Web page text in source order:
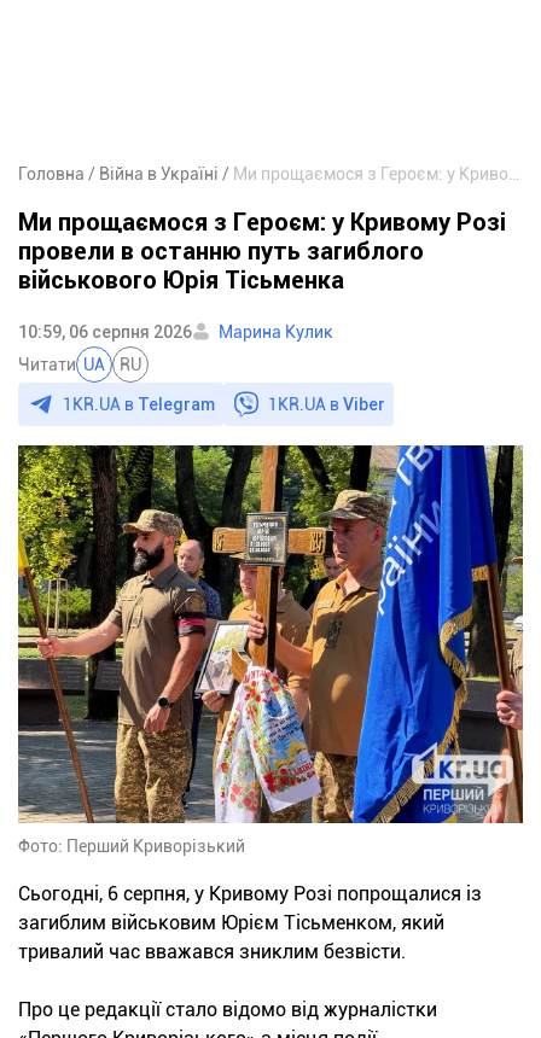
Головна Війна в Україні
Ми прощаємося з Героєм: у Кривому Розі
провели в останню путь загиблого
військового Юрія Тісьменка
10:59, 06 серпня 2026
Марина Кулик
Читати UA RU
1KR.UA в Telegram 1KR.UA вViber
Фото: Перший Криворізький
Сьогодні, 6 серпня, у Кривому Розі попрощалися із
загиблим військовим Юрієм Тісьменком, який
тривалий час вважався зниклим безвісти.
Про це редакції стало відомо від журналістки